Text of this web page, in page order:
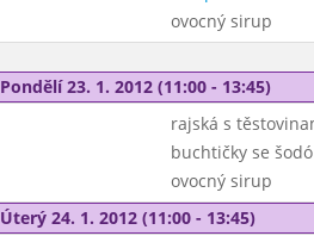
ovocný sirup
Pondělí 23. 1. 2012 (11:00 - 13:45)
rajská s
buchtičky se šodó
ovocný sirup
Úterý 24. 1. 2012 (11:00 - 13:45)